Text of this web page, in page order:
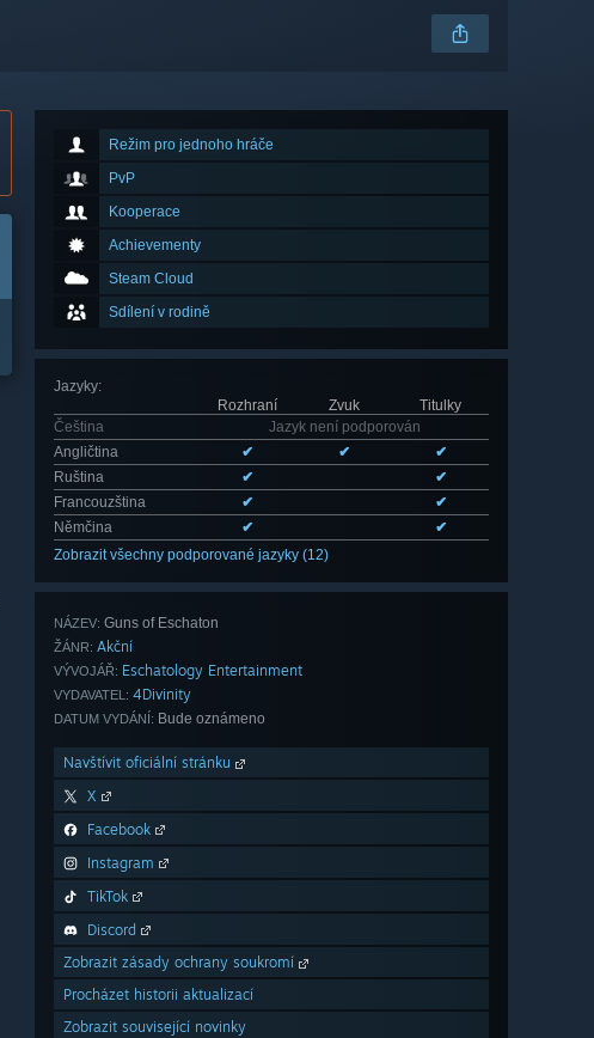
Režim pro jednoho hráče
PvP
Kooperace
Achievementy
Steam Cloud
Sdílení v rodině
Jazyky:
Rozhraní
Zvuk
Titulky
Čeština
Jazyk není podporován
Angličtina
✔ ✔
✔
Ruština
✔
✔
Francouzština
✔
✔
Němčina
✔
✔
Zobrazit všechny podporované jazyky (12)
NÁZEV: Guns of Eschaton
ŽÁNR: Akční
VÝVOJÁŘ: Eschatology Entertainment
VYDAVATEL: 4Divinity
DATUM VYDÁNÍ: Bude oznámeno
Navštívit oficiální stránku
X
Facebook
Instagram
TikTok
Discord
Zobrazit zásady ochrany soukromí
Procházet historii aktualizací
Zobrazit související novinky